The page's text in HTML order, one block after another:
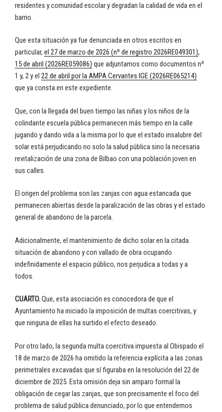
residentes y comunidad escolar y degradan la calidad de vida en el
barrio.
Que esta situación ya fue denunciada en otros escritos en
particular, el 27 de marzo de 2026 (nº de registro 2026RE049301),
15 de abril (2026RE059086) que adjuntamos como documentos nº
1 y, 2 y el 22 de abril por la AMPA Cervantes IGE (2026RE065214)
que ya consta en este expediente.
Que, con la llegada del buen tiempo las niñas y los niños de la
colindante escuela pública permanecen más tiempo en la calle
jugando y dando vida a la misma por lo que el estado insalubre del
solar está perjudicando no solo la salud pública sino la necesaria
revitalización de una zona de Bilbao con una población joven en
sus calles.
El origen del problema son las zanjas con agua estancada que
permanecen abiertas desde la paralización de las obras y el estado
general de abandono de la parcela.
Adicionalmente, el mantenimiento de dicho solar en la citada
situación de abandono y con vallado de obra ocupando
indefinidamente el espacio público, nos perjudica a todas y a
todos.
CUARTO.Que, esta asociación es conocedora de que el
Ayuntamiento ha iniciado la imposición de multas coercitivas, y
que ninguna de ellas ha surtido el efecto deseado.
Por otro lado, la segunda multa coercitiva impuesta al Obispado el
18 de marzo de 2026 ha omitido la referencia explícita a las zonas
perimetrales excavadas que sí figuraba en la resolución del 22 de
diciembre de 2025. Esta omisión deja sin amparo formal la
obligación de cegar las zanjas, que son precisamente el foco del
problema de salud pública denunciado, por lo que entendemos